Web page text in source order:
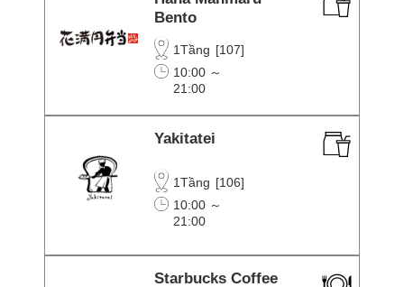
Bento
1Tầng [107]
10:00 ～
21:00
Yakitatei
1Tầng [106]
10:00 ～
21:00
Starbucks Coffee